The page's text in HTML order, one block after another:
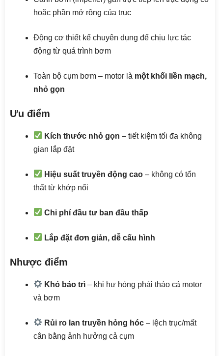
hoặc phần mở rộng của trục
Động cơ thiết kế chuyên dụng để chịu lực tác
động từ quá trình bơm
Toàn bộ cụm bơm – motor là một khối liền mạch,
nhỏ gọn
Ưu điểm
Kích thước nhỏ gọn – tiết kiệm tối đa không
gian lắp đặt
Hiệu suất truyền động cao – không có tổn
thất từ khớp nối
Chi phí đầu tư ban đầu thấp
Lắp đặt đơn giản, dễ cấu hình
Nhược điểm
Khó bảo trì – khi hư hỏng phải tháo cả motor
và bơm
Rủi ro lan truyền hỏng hóc – lệch trục/mất
cân bằng ảnh hưởng cả cụm